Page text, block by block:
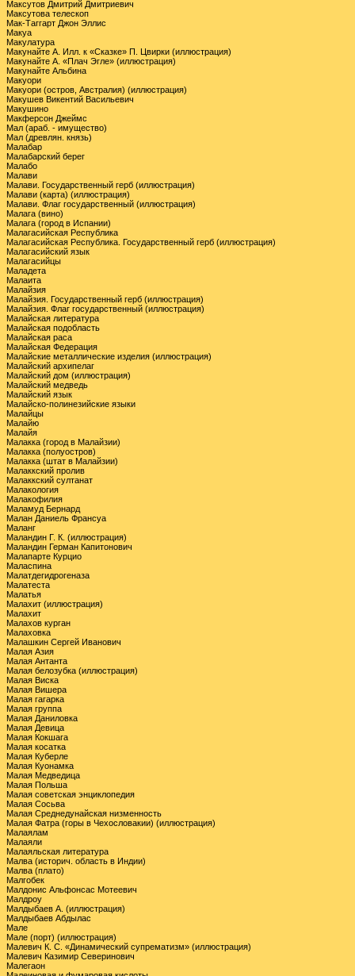
Максутов Дмитрий Дмитриевич
Максутова телескоп
Мак-Таггарт Джон Эллис
Макуа
Макулатура
Макунайте А. Илл. к «Сказке» П. Цвирки (иллюстрация)
Макунайте А. «Плач Эгле» (иллюстрация)
Макунайте Альбина
Макуори
Макуори (остров, Австралия) (иллюстрация)
Макушев Викентий Васильевич
Макушино
Макферсон Джеймс
Мал (араб. - имущество)
Мал (древлян. князь)
Малабар
Малабарский берег
Малабо
Малави
Малави. Государственный герб (иллюстрация)
Малави (карта) (иллюстрация)
Малави. Флаг государственный (иллюстрация)
Малага (вино)
Малага (город в Испании)
Малагасийская Республика
Малагасийская Республика. Государственный герб (иллюстрация)
Малагасийский язык
Малагасийцы
Маладета
Малаита
Малайзия
Малайзия. Государственный герб (иллюстрация)
Малайзия. Флаг государственный (иллюстрация)
Малайская литература
Малайская подобласть
Малайская раса
Малайская Федерация
Малайские металлические изделия (иллюстрация)
Малайский архипелаг
Малайский дом (иллюстрация)
Малайский медведь
Малайский язык
Малайско-полинезийские языки
Малайцы
Малайю
Малайя
Малакка (город в Малайзии)
Малакка (полуостров)
Малакка (штат в Малайзии)
Малаккский пролив
Малаккский султанат
Малакология
Малакофилия
Маламуд Бернард
Малан Даниель Франсуа
Маланг
Маландин Г. К. (иллюстрация)
Маландин Герман Капитонович
Малапарте Курцио
Маласпина
Малатдегидрогеназа
Малатеста
Малатья
Малахит (иллюстрация)
Малахит
Малахов курган
Малаховка
Малашкин Сергей Иванович
Малая Азия
Малая Антанта
Малая белозубка (иллюстрация)
Малая Виска
Малая Вишера
Малая гагарка
Малая группа
Малая Даниловка
Малая Девица
Малая Кокшага
Малая косатка
Малая Куберле
Малая Куонамка
Малая Медведица
Малая Польша
Малая советская энциклопедия
Малая Сосьва
Малая Среднедунайская низменность
Малая Фатра (горы в Чехословакии) (иллюстрация)
Малаялам
Малаяли
Малаяльская литература
Малва (историч. область в Индии)
Малва (плато)
Малгобек
Малдонис Альфонсас Мотеевич
Малдроу
Малдыбаев А. (иллюстрация)
Малдыбаев Абдылас
Мале
Мале (порт) (иллюстрация)
Малевич К. С. «Динамический супрематизм» (иллюстрация)
Малевич Казимир Северинович
Малегаон